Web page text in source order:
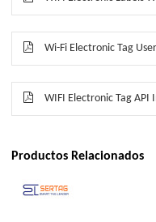
Wi-Fi Electronic Tag
WIFI Electronic Tag
Productos Relacionados